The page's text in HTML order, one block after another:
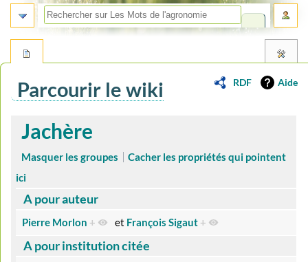
RDF Aide
Parcourir le wiki
Aller
AllerJachère
Masquer les groupes
Cacher les propriétés qui pointent
ici
A pour auteur
Pierre Morlon + et François Sigaut +
A pour institution citée